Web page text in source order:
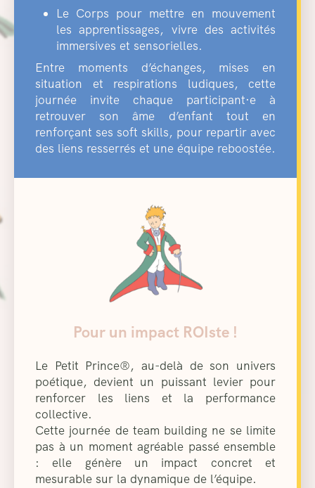
Le Corps pour mettre en mouvement
les apprentissages, vivre des activités
immersives et sensorielles.
Entre moments d’échanges, mises en
situation et respirations ludiques, cette
journée invite chaque participant·e à
retrouver son âme d’enfant tout en
renforçant ses soft skills, pour repartir avec
des liens resserrés et une équipe reboostée.
Pour un impact ROIste !
Le Petit Prince®, au-delà de son univers
poétique, devient un puissant levier pour
renforcer les liens et la performance
collective.
Cette journée de team building ne se limite
pas à un moment agréable passé ensemble
: elle génère un impact concret et
mesurable sur la dynamique de l’équipe.